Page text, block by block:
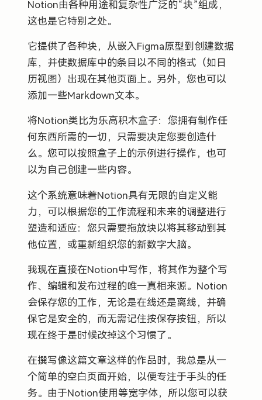
Notion由各种用途和复杂性广泛的“块”组成，
这也是它特别之处。
它提供了各种块，从嵌入Figma原型到创建数据
库，并使数据库中的条目以不同的格式（如日
历视图）出现在其他页面上。另外，您也可以
添加一些Markdown文本。
将Notion类比为乐高积木盒子：您拥有制作任
何东西所需的一切，只需要决定您要创造什
么。您可以按照盒子上的示例进行操作，也可
以为自己创建一些内容。
这个系统意味着Notion具有无限的自定义能
力，可以根据您的工作流程和未来的调整进行
塑造和适应：您只需要拖放块以将其移动到其
他位置，或重新组织您的新数字大脑。
我现在直接在Notion中写作，将其作为整个写
作、编辑和发布过程的唯一真相来源。Notion
会保存您的工作，无论是在线还是离线，并确
保它是安全的，而无需记住按保存按钮，所以
现在终于是时候改掉这个习惯了。
在撰写像这篇文章这样的作品时，我总是从一
个简单的空白页面开始，以便专注于手头的任
务。由于Notion使用等宽字体，所以您可以获